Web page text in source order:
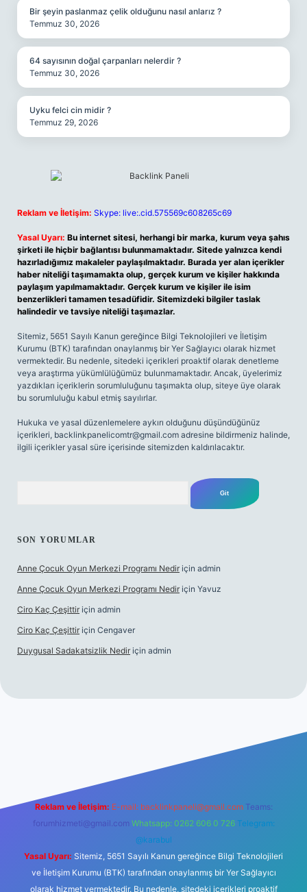
Bir şeyin paslanmaz çelik olduğunu nasıl anlarız ?
Temmuz 30, 2026
64 sayısının doğal çarpanları nelerdir ?
Temmuz 30, 2026
Uyku felci cin midir ?
Temmuz 29, 2026
Reklam ve İletişim: Skype: live:.cid.575569c608265c69
Yasal Uyarı: Bu internet sitesi, herhangi bir marka, kurum veya şahıs
şirketi ile hiçbir bağlantısı bulunmamaktadır. Sitede yalnızca kendi
hazırladığımız makaleler paylaşılmaktadır. Burada yer alan içerikler
haber niteliği taşımamakta olup, gerçek kurum ve kişiler hakkında
paylaşım yapılmamaktadır. Gerçek kurum ve kişiler ile isim
benzerlikleri tamamen tesadüfidir. Sitemizdeki bilgiler taslak
halindedir ve tavsiye niteliği taşımazlar.
Sitemiz, 5651 Sayılı Kanun gereğince Bilgi Teknolojileri ve İletişim
Kurumu (BTK) tarafından onaylanmış bir Yer Sağlayıcı olarak hizmet
vermektedir. Bu nedenle, sitedeki içerikleri proaktif olarak denetleme
veya araştırma yükümlülüğümüz bulunmamaktadır. Ancak, üyelerimiz
yazdıkları içeriklerin sorumluluğunu taşımakta olup, siteye üye olarak
bu sorumluluğu kabul etmiş sayılırlar.
Hukuka ve yasal düzenlemelere aykırı olduğunu düşündüğünüz
içerikleri, backlinkpanelicomtr@gmail.com adresine bildirmeniz halinde,
ilgili içerikler yasal süre içerisinde sitemizden kaldırılacaktır.
SON YORUMLAR
Anne Çocuk Oyun Merkezi Programı Nedir için admin
Anne Çocuk Oyun Merkezi Programı Nedir için Yavuz
Ciro Kaç Çeşittir için admin
Ciro Kaç Çeşittir için Cengaver
Duygusal Sadakatsizlik Nedir için admin
Reklam ve İletişim: E-mail: backlinkpaneli@gmail.com Teams:
forumhizmeti@gmail.com Whatsapp: 0262 606 0 726 Telegram:
@karabul
Yasal Uyarı: Sitemiz, 5651 Sayılı Kanun gereğince Bilgi Teknolojileri
ve İletişim Kurumu (BTK) tarafından onaylanmış bir Yer Sağlayıcı
olarak hizmet vermektedir. Bu nedenle, sitedeki içerikleri proaktif